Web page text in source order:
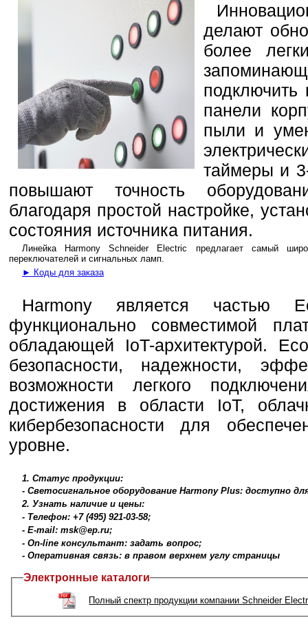
делают
более
подключить
панели
пыли и
таймеры и
повышают точность
благодаря простой настройке,
состояния источника питания.
Линейка Harmony Schneider Electric предлагает самый
переключателей и сигнальных ламп.
► Коды для заказа
Harmony является частью
функционально совместимой
обладающей IoT-архитектурой.
безопасности, надежности,
возможности легкого
достижения в области IoT,
кибербезопасности для
уровне.
1. Статус продукции:
- Светосигнальное оборудование Harmony Plus: доступно
2. Узнать наличие и цены:
- Телефон: +7 (495) 921-03-58;
- E-mail: msk@ep.ru;
- On-line консультант: задать вопрос;
- Оперативная связь: в правом верхнем углу страницы
Электронные каталоги
Полный спектр продукции компании Schneider